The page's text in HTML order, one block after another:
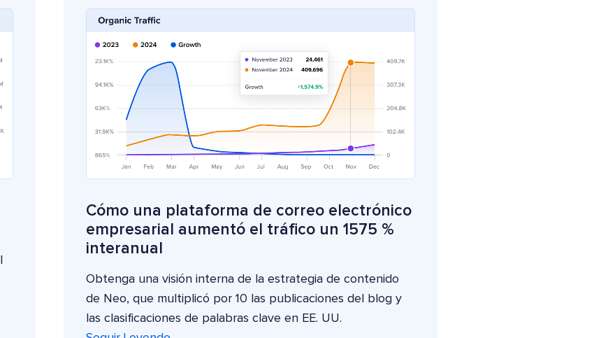
Cómo una plataforma de correo electrónico
empresarial aumentó el tráfico un 1575 %
interanual
Obtenga una visión interna de la estrategia de contenido
de Neo, que multiplicó por 10 las publicaciones del blog y
las clasificaciones de palabras clave en EE. UU.